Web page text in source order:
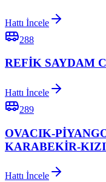
Hattı İncele
288
REFİK SAYDAM
Hattı İncele
289
OVACIK-
KARABEKİR-
Hattı İncele